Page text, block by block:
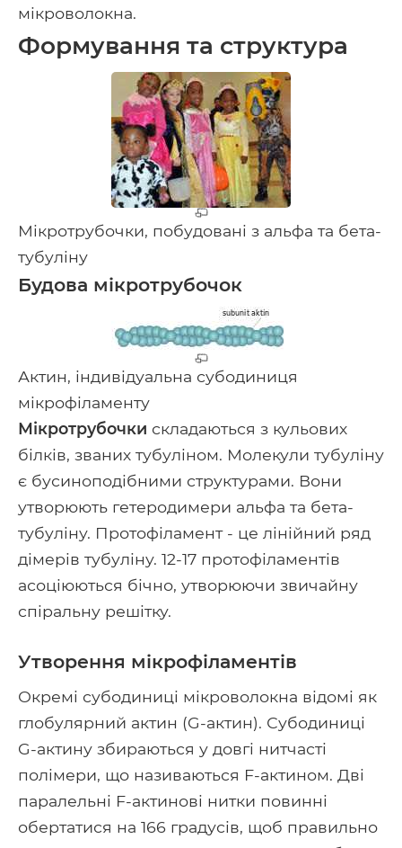
мікроволокна.
Формування та структура
Мікротрубочки, побудовані з альфа та бета-
тубуліну
Будова мікротрубочок
Актин, індивідуальна субодиниця
мікрофіламенту
Мікротрубочки складаються з кульових
білків, званих тубуліном. Молекули тубуліну
є бусиноподібними структурами. Вони
утворюють гетеродимери альфа та бета-
тубуліну. Протофіламент - це лінійний ряд
дімерів тубуліну. 12-17 протофіламентів
асоціюються бічно, утворюючи звичайну
спіральну решітку.
Утворення мікрофіламентів
Окремі субодиниці мікроволокна відомі як
глобулярний актин (G-актин). Субодиниці
G-актину збираються у довгі нитчасті
полімери, що називаються F-актином. Дві
паралельні F-актинові нитки повинні
обертатися на 166 градусів, щоб правильно